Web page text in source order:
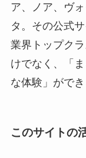
ア、ノア、ヴ
タ。その公式
業界トップク
けでなく、「
な体験」がで
このサイトの